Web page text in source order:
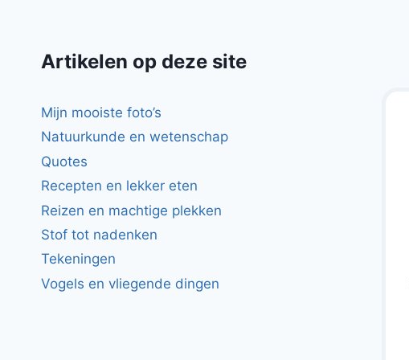
Artikelen op deze site
Mijn mooiste foto’s
Natuurkunde en wetenschap
Quotes
Recepten en lekker eten
Reizen en machtige plekken
Stof tot nadenken
Tekeningen
Vogels en vliegende dingen